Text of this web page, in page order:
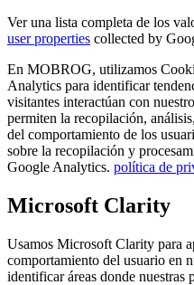
Ver una lista completa de los
user properties collected by
En MOBROG, utilizamos
Analytics para identificar
visitantes interactúan con
permiten la recopilación,
del comportamiento de los
sobre la recopilación y
Google Analytics. política de
Microsoft Clarity
Usamos Microsoft Clarity para
comportamiento del usuario en
identificar áreas donde nuestras